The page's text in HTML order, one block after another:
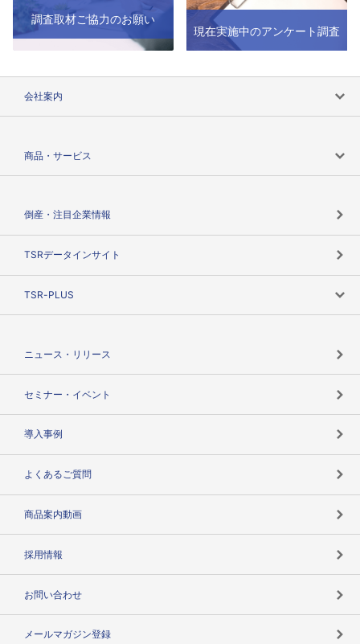
調査取材ご協力のお願い
現在実施中のアンケート調査
会社案内
商品・サービス
倒産・注目企業情報
TSRデータインサイト
TSR-PLUS
ニュース・リリース
セミナー・イベント
導入事例
よくあるご質問
商品案内動画
採用情報
お問い合わせ
メールマガジン登録